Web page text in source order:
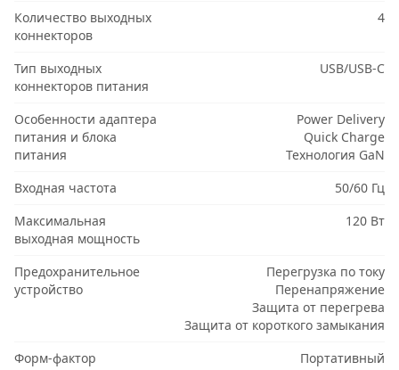
Количество выходных
коннекторов
4
Тип выходных
коннекторов питания
USB/USB-C
Особенности адаптера
питания и блока
питания
Power Delivery
Quick Charge
Технология GaN
Входная частота
50/60 Гц
Максимальная
выходная мощность
120 Вт
Предохранительное
устройство
Перегрузка по току
Перенапряжение
Защита от перегрева
Защита от короткого замыкания
Форм-фактор
Портативный